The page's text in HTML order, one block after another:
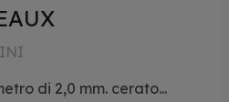
di 2,0 mm. cerato...